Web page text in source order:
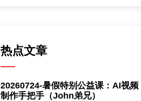
热点文章
20260724-暑假特别公益课：AI视频
制作手把手（John弟兄）